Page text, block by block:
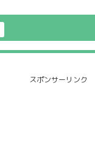
スポンサーリンク